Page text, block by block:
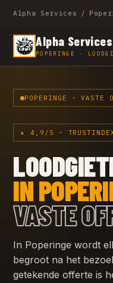
Alpha Services /
Alpha
POPERINGE ·
POPERINGE · VASTE
★ 4,9/5 ·
IN
VASTE
In Poperinge wordt
begroot na het
getekende offerte is